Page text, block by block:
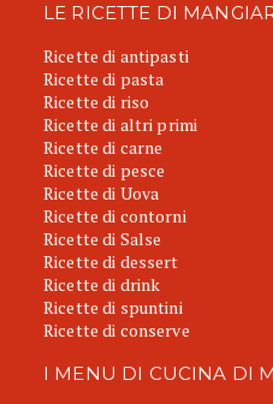
LE RICETTE DI
Ricette di antipasti
Ricette di pasta
Ricette di riso
Ricette di altri primi
Ricette di carne
Ricette di pesce
Ricette di Uova
Ricette di contorni
Ricette di Salse
Ricette di dessert
Ricette di drink
Ricette di spuntini
Ricette di conserve
I MENU DI CUCINA DI